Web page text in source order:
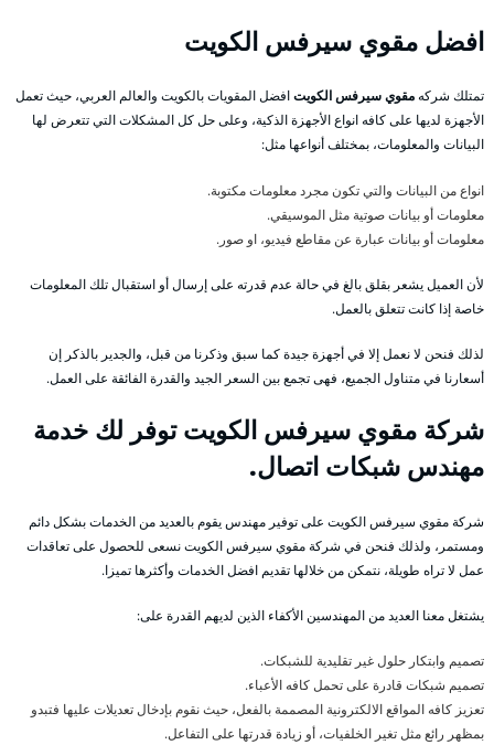
افضل مقوي سيرفس الكويت
تمتلك شركهمقوي سيرفس الكويتافضل المقويات بالكويت والعالم العربي، حيث تعمل
الأجهزة لديها على كافه انواع الأجهزة الذكية، وعلى حل كل المشكلات التي تتعرض لها
البيانات والمعلومات، بمختلف أنواعها مثل:
انواع من البيانات والتي تكون مجرد معلومات مكتوبة.
معلومات أو بيانات صوتية مثل الموسيقي.
معلومات أو بيانات عبارة عن مقاطع فيديو، او صور.
لأن العميل يشعر بقلق بالغ في حالة عدم قدرته على إرسال أو استقبال تلك المعلومات
خاصة إذا كانت تتعلق بالعمل.
لذلك فنحن لا نعمل إلا في أجهزة جيدة كما سبق وذكرنا من قبل، والجدير بالذكر إن
أسعارنا في متناول الجميع، فهى تجمع بين السعر الجيد والقدرة الفائقة على العمل.
شركة مقوي سيرفس الكويت توفر لك خدمة
مهندس شبكات اتصال.
شركة مقوي سيرفس الكويت على توفير مهندس يقوم بالعديد من الخدمات بشكل دائم
ومستمر، ولذلك فنحن في شركة مقوي سيرفس الكويت نسعى للحصول على تعاقدات
عمل لا تراه طويلة، نتمكن من خلالها تقديم افضل الخدمات وأكثرها تميزا.
يشتغل معنا العديد من المهندسين الأكفاء الذين لديهم القدرة على:
تصميم وابتكار حلول غير تقليدية للشبكات.
تصميم شبكات قادرة على تحمل كافه الأعباء.
تعزيز كافه المواقع الالكترونية المصممة بالفعل، حيث نقوم بإدخال تعديلات عليها فتبدو
بمظهر رائع مثل تغير الخلفيات، أو زيادة قدرتها على التفاعل.